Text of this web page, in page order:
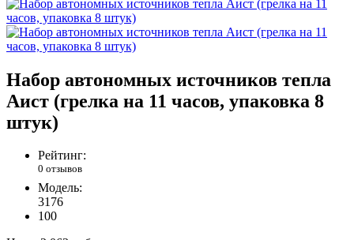
Набор автономных источников тепла
Аист (грелка на 11 часов, упаковка 8
штук)
Рейтинг:
0 отзывов
Модель:
3176
100